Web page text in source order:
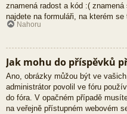
znamená radost a kód :(
najdete na formuláři, na kterém
Nahoru
Jak mohu do příspěvků
Ano, obrázky můžou být ve
administrátor povolil ve fóru
do fóra. V opačném případě
na veřejně přístupném webovém